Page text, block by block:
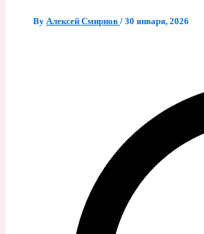
By Алексей Смирнов / 30 января, 2026